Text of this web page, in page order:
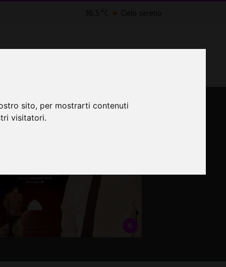
sito, per mostrarti contenuti
visitatori.
36,5°C Cielo sereno